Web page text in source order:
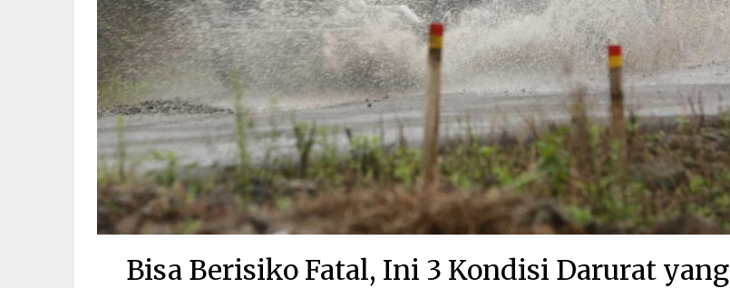
Bisa Berisiko Fatal, Ini 3 Kondisi Darurat yang